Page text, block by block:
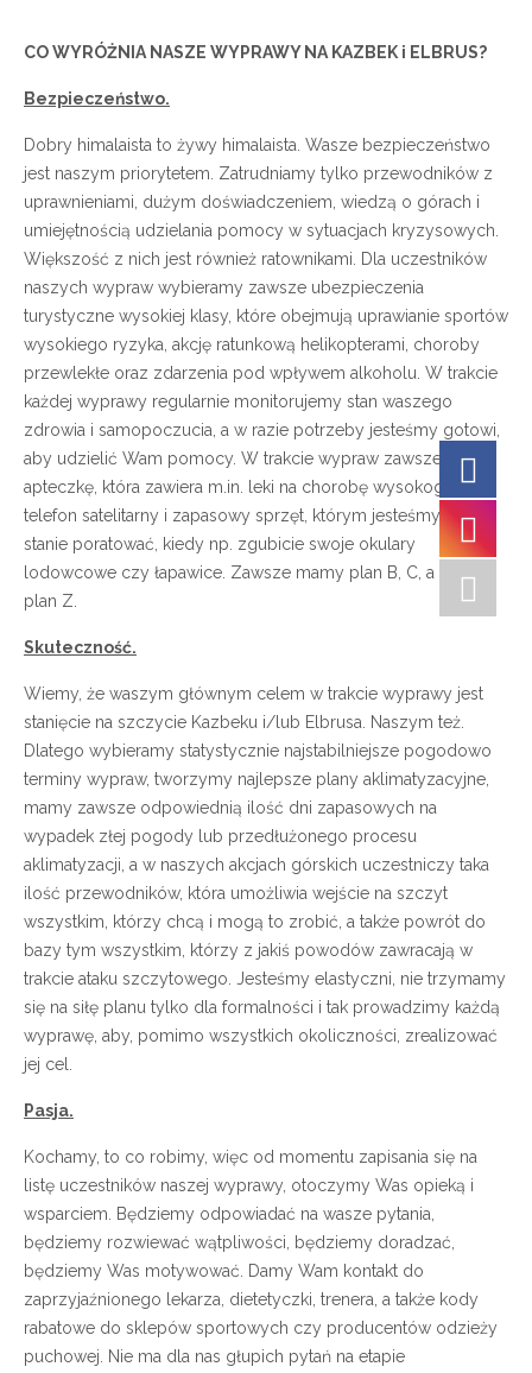
CO WYRÓŻNIA NASZE WYPRAWY NA KAZBEK i ELBRUS?
Bezpieczeństwo.
Dobry himalaista to żywy himalaista. Wasze bezpieczeństwo
jest naszym priorytetem. Zatrudniamy tylko przewodników z
uprawnieniami, dużym doświadczeniem, wiedzą o górach i
umiejętnością udzielania pomocy w sytuacjach kryzysowych.
Większość z nich jest również ratownikami. Dla uczestników
naszych wypraw wybieramy zawsze ubezpieczenia
turystyczne wysokiej klasy, które obejmują uprawianie sportów
wysokiego ryzyka, akcję ratunkową helikopterami, choroby
przewlekłe oraz zdarzenia pod wpływem alkoholu. W trakcie
każdej wyprawy regularnie monitorujemy stan waszego
zdrowia i samopoczucia, a w razie potrzeby jesteśmy gotowi,
aby udzielić Wam pomocy. W trakcie wypraw zawsze mamy
apteczkę, która zawiera m.in. leki na chorobę wysokogórską,
telefon satelitarny i zapasowy sprzęt, którym jesteśmy Was w
stanie poratować, kiedy np. zgubicie swoje okulary
lodowcowe czy łapawice. Zawsze mamy plan B, C, a nawet
plan Z.
Skuteczność.
Wiemy, że waszym głównym celem w trakcie wyprawy jest
stanięcie na szczycie Kazbeku i/lub Elbrusa. Naszym też.
Dlatego wybieramy statystycznie najstabilniejsze pogodowo
terminy wypraw, tworzymy najlepsze plany aklimatyzacyjne,
mamy zawsze odpowiednią ilość dni zapasowych na
wypadek złej pogody lub przedłużonego procesu
aklimatyzacji, a w naszych akcjach górskich uczestniczy taka
ilość przewodników, która umożliwia wejście na szczyt
wszystkim, którzy chcą i mogą to zrobić, a także powrót do
bazy tym wszystkim, którzy z jakiś powodów zawracają w
trakcie ataku szczytowego. Jesteśmy elastyczni, nie trzymamy
się na siłę planu tylko dla formalności i tak prowadzimy każdą
wyprawę, aby, pomimo wszystkich okoliczności, zrealizować
jej cel.
Pasja.
Kochamy, to co robimy, więc od momentu zapisania się na
listę uczestników naszej wyprawy, otoczymy Was opieką i
wsparciem. Będziemy odpowiadać na wasze pytania,
będziemy rozwiewać wątpliwości, będziemy doradzać,
będziemy Was motywować. Damy Wam kontakt do
zaprzyjaźnionego lekarza, dietetyczki, trenera, a także kody
rabatowe do sklepów sportowych czy producentów odzieży
puchowej. Nie ma dla nas głupich pytań na etapie